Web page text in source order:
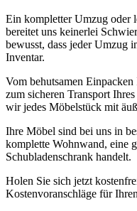
Ein kompletter Umzug oder
bereitet uns keinerlei
bewusst, dass jeder Umzug
Inventar.
Vom behutsamen
zum sicheren Transport
wir jedes Möbelstück mit
Ihre Möbel sind bei uns in
komplette Wohnwand, eine
Schubladenschrank handelt.
Holen Sie sich jetzt
Kostenvoranschläge für